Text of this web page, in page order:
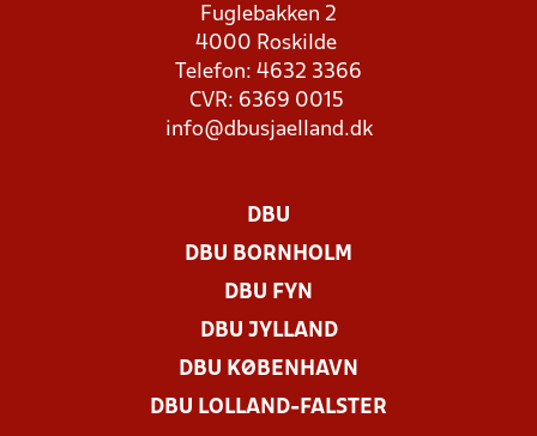
Fuglebakken 2
4000 Roskilde
Telefon: 4632 3366
CVR: 6369 0015
info@dbusjaelland.dk
DBU
DBU BORNHOLM
DBU FYN
DBU JYLLAND
DBU KØBENHAVN
DBU LOLLAND-FALSTER